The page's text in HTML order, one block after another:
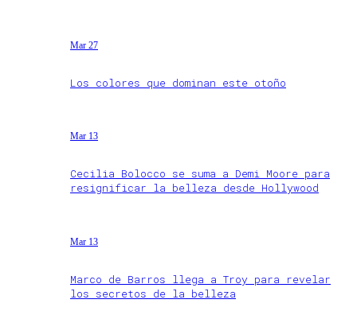
Mar 27
Los colores que dominan este otoño
Mar 13
Cecilia Bolocco se suma a Demi Moore para
resignificar la belleza desde Hollywood
Mar 13
Marco de Barros llega a Troy para revelar
los secretos de la belleza